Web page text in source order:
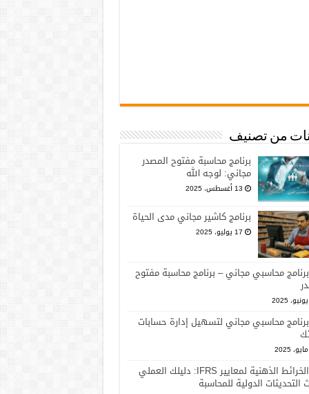
من تصنيف
برنامج محاسبة مفتوح المصدر
مجاني: لوجه الله
13 أغسطس، 2025
برنامج كاشير مجاني مدى الحياة
17 يوليو، 2025
برنامج محاسبي مجاني – برنامج محاسبة مفتوح
برنامج محاسبي مجاني لتسهيل إدارة حسابات
الخرائط الذهنية لمعايير IFRS: دليلك العملي
التحديثات الدولية للمحاسبة